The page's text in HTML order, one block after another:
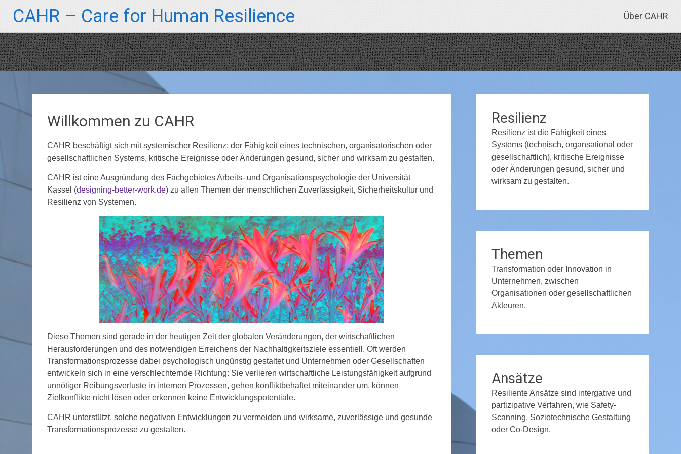
InhaltCAHR – Care for Human Resilience Über CAHR
Willkommen zu CAHR
CAHR beschäftigt sich mit systemischer Resilienz: der Fähigkeit eines technischen, organisatorischen oder
gesellschaftlichen Systems, kritische Ereignisse oder Änderungen gesund, sicher und wirksam zu gestalten.
CAHR ist eine Ausgründung des Fachgebietes Arbeits- und Organisationspsychologie der Universität
Kassel (designing-better-work.de) zu allen Themen der menschlichen Zuverlässigkeit, Sicherheitskultur und
Resilienz von Systemen.
Diese Themen sind gerade in der heutigen Zeit der globalen Veränderungen, der wirtschaftlichen
Herausforderungen und des notwendigen Erreichens der Nachhaltigkeitsziele essentiell. Oft werden
Transformationsprozesse dabei psychologisch ungünstig gestaltet und Unternehmen oder Gesellschaften
entwickeln sich in eine verschlechternde Richtung: Sie verlieren wirtschaftliche Leistungsfähigkeit aufgrund
unnötiger Reibungsverluste in internen Prozessen, gehen konfliktbehaftet miteinander um, können
Zielkonflikte nicht lösen oder erkennen keine Entwicklungspotentiale.
CAHR unterstützt, solche negativen Entwicklungen zu vermeiden und wirksame, zuverlässige und gesunde
Transformationsprozesse zu gestalten.
Resilienz
Resilienz ist die Fähigkeit eines
Systems (technisch, organsational oder
gesellschaftlich), kritische Ereignisse
oder Änderungen gesund, sicher und
wirksam zu gestalten.
Themen
Transformation oder Innovation in
Unternehmen, zwischen
Organisationen oder gesellschaftlichen
Akteuren.
Ansätze
Resiliente Ansätze sind intergative und
partizipative Verfahren, wie Safety-
Scanning, Soziotechnische Gestaltung
oder Co-Design.